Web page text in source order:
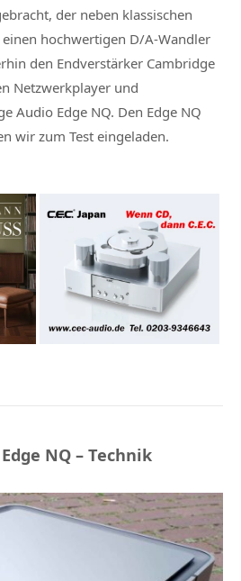
der neben klassischen
hochwertigen D/A-Wandler
den Endverstärker Cambridge
Netzwerkplayer und
Audio Edge NQ. Den Edge NQ
wir zum Test eingeladen.
NQ – Technik